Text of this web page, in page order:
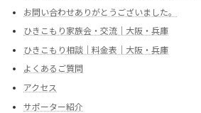
お問い合わせありがとうございました。
ひきこもり家族会・交流｜大阪・兵庫
ひきこもり相談｜料金表｜大阪・兵庫
よくあるご質問
アクセス
サポーター紹介